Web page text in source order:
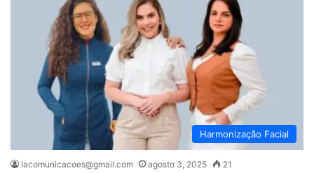
Harmonização Facial
lacomunicacoes@gmail.com agosto 3, 2025 21